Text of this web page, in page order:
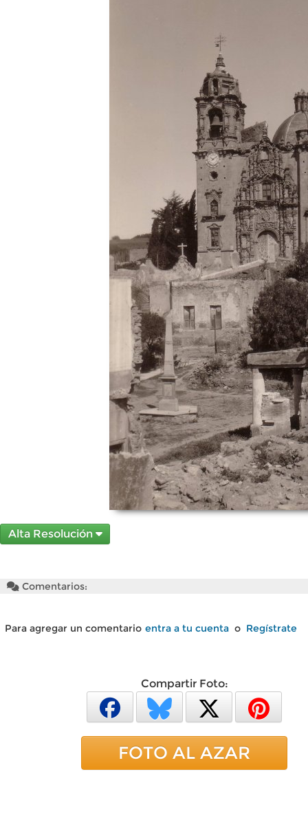
Alta Resolución
Comentarios:
Para agregar un comentario entra a tu cuenta o Regístrate
Compartir Foto:
FOTO AL AZAR